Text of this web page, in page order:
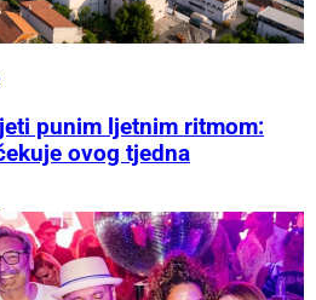
punim ljetnim ritmom:
ovog tjedna